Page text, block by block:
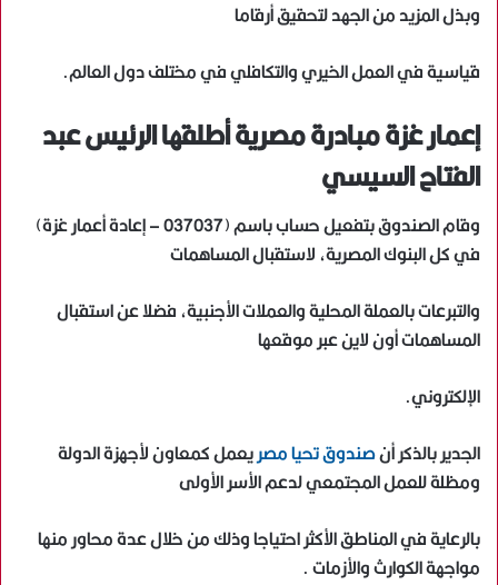
وبذل المزيد من الجهد لتحقيق أرقاما
قياسية في العمل الخيري والتكافلي في مختلف دول العالم.
إعمار غزة مبادرة مصرية أطلقها الرئيس عبد
الفتاح السيسي
وقام الصندوق بتفعيل حساب باسم (037037 – إعادة أعمار غزة)
في كل البنوك المصرية، لاستقبال المساهمات
والتبرعات بالعملة المحلية والعملات الأجنبية، فضلا عن استقبال
المساهمات أون لاين عبر موقعها
الإلكتروني.
الجدير بالذكر أنصندوق تحيا مصريعمل كمعاون لأجهزة الدولة
ومظلة للعمل المجتمعي لدعم الأسر الأولى
بالرعاية في المناطق الأكثر احتياجا وذلك من خلال عدة محاور منها
مواجهة الكوارث والأزمات .